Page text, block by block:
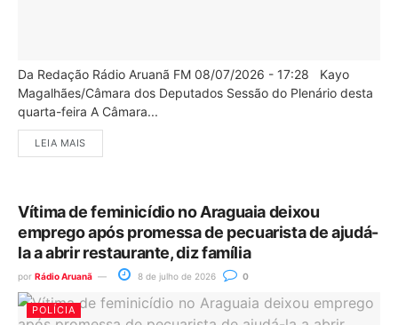
Da Redação Rádio Aruanã FM 08/07/2026 - 17:28 Kayo
Magalhães/Câmara dos Deputados Sessão do Plenário desta
quarta-feira A Câmara...
LEIA MAIS
Vítima de feminicídio no Araguaia deixou
emprego após promessa de pecuarista de ajudá-
la a abrir restaurante, diz família
por Rádio Aruanã 8 de julho de 2026 0
POLÍCIA